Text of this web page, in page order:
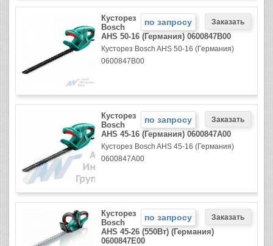
по запросу
Кусторез
Bosch
AHS 50-16 (Германия) 0600847B00
Кусторез Bosch AHS 50-16 (Германия)
0600847B00
по запросу
Кусторез
Bosch
AHS 45-16 (Германия) 0600847A00
Кусторез Bosch AHS 45-16 (Германия)
0600847A00
по запросу
Кусторез
Bosch
AHS 45-26 (550Вт) (Германия)
0600847E00